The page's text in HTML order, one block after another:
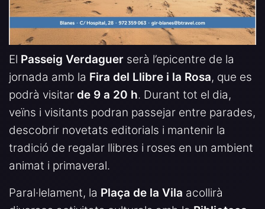
El Passeig Verdaguer serà l’epicentre de la
jornada amb la Fira del Llibre i la Rosa, que es
podrà visitar de 9 a 20 h. Durant tot el dia,
veïns i visitants podran passejar entre parades,
descobrir novetats editorials i mantenir la
tradició de regalar llibres i roses en un ambient
animat i primaveral.
Paral·lelament, la Plaça de la Vila acollirà